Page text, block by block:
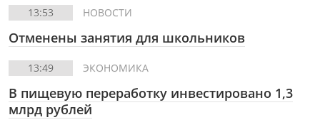
13:53 НОВОСТИ
Отменены занятия для школьников
13:49 ЭКОНОМИКА
В пищевую переработку инвестировано 1,3
млрд рублей